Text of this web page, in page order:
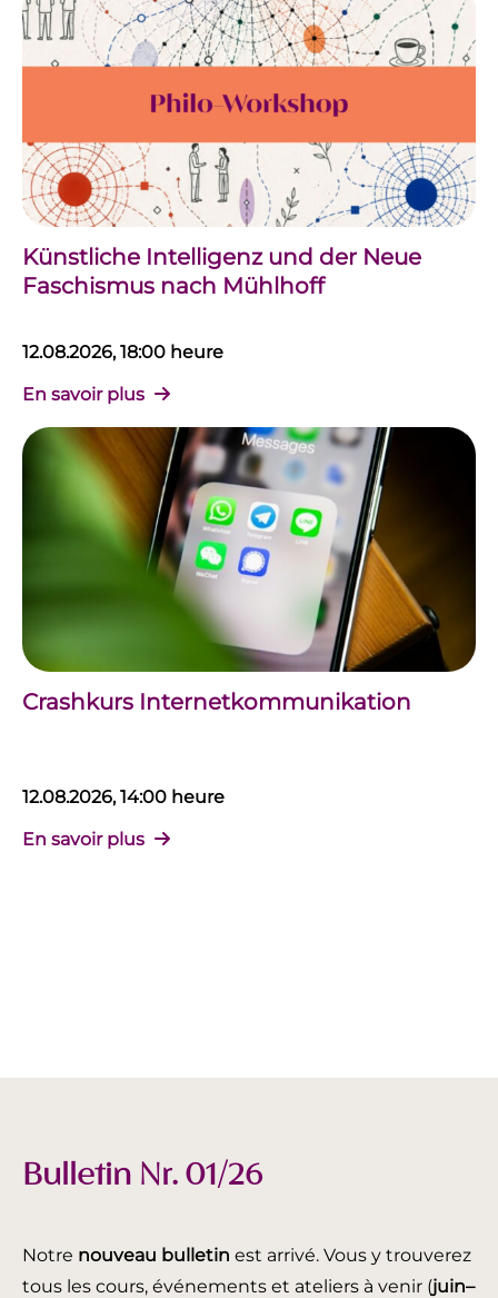
Künstliche Intelligenz und der Neue
Faschismus nach Mühlhoff
12.08.2026, 18:00 heure
En savoir plus
Crashkurs Internetkommunikation
12.08.2026, 14:00 heure
En savoir plus
Bulletin Nr. 01/26
Notre nouveau bulletin est arrivé. Vous y trouverez
tous les cours, événements et ateliers à venir (juin–